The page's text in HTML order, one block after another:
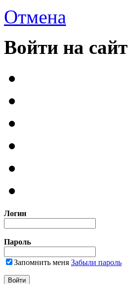
Отмена
Войти на сайт
Логин
Пароль
Запомнить меня Забыли пароль